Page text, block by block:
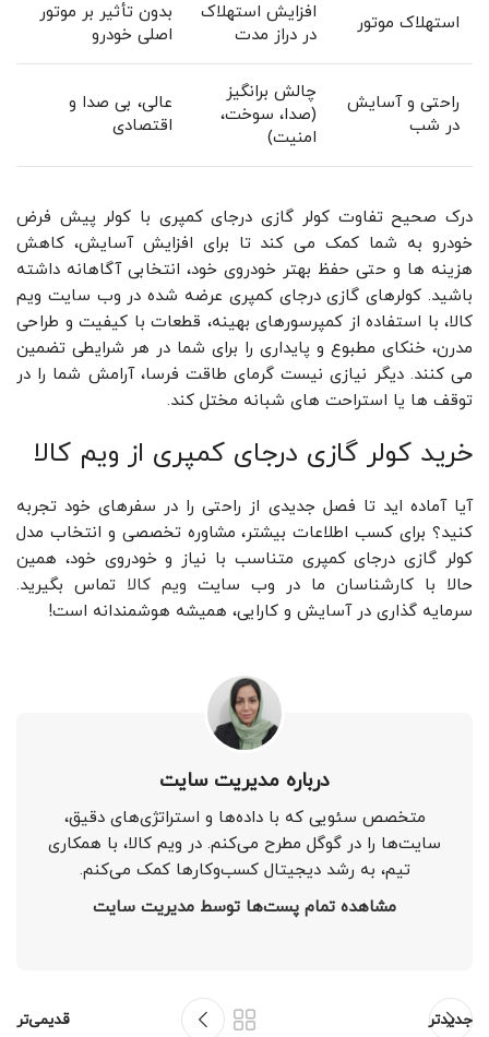
استهلاک موتور
افزایش استهلاک
در دراز مدت
بدون تأثیر بر موتور
اصلی خودرو
راحتی و آسایش
در شب
چالش‌ برانگیز
(صدا، سوخت،
امنیت)
عالی، بی ‌صدا و
اقتصادی
درک صحیح تفاوت کولر گازی درجای کمپری با کولر پیش‌ فرض
خودرو به شما کمک می‌ کند تا برای افزایش آسایش، کاهش
هزینه ‌ها و حتی حفظ بهتر خودروی خود، انتخابی آگاهانه داشته
باشید. کولرهای گازی درجای کمپری عرضه‌ شده در وب سایت ویم
کالا، با استفاده از کمپرسورهای بهینه، قطعات با کیفیت و طراحی
مدرن، خنکای مطبوع و پایداری را برای شما در هر شرایطی تضمین
می‌ کنند. دیگر نیازی نیست گرمای طاقت ‌فرسا، آرامش شما را در
توقف ‌ها یا استراحت ‌های شبانه مختل کند.
خرید کولر گازی درجای کمپری از ویم کالا
آیا آماده‌ اید تا فصل جدیدی از راحتی را در سفرهای خود تجربه
کنید؟ برای کسب اطلاعات بیشتر، مشاوره تخصصی و انتخاب مدل
کولر گازی درجای کمپری متناسب با نیاز و خودروی خود، همین
حالا با کارشناسان ما در وب سایت ویم کالا تماس بگیرید.
سرمایه‌ گذاری در آسایش و کارایی، همیشه هوشمندانه است!
درباره مدیریت سایت
متخصص سئویی که با داده‌ها و استراتژی‌های دقیق،
سایت‌ها را در گوگل مطرح می‌کنم. در ویم کالا، با همکاری
تیم، به رشد دیجیتال کسب‌وکارها کمک می‌کنم.
مشاهده تمام پست‌ها توسط مدیریت سایت
جدیدتر قدیمی‌تر